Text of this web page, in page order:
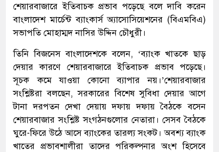
শেয়ারবাজারে ইতিবাচক প্রভাব পড়েছে বলে দাবি করেন
বাংলাদেশ মার্চেন্ট ব্যাংকার্স অ্যাসোসিয়েশনের (বিএমবিএ)
সভাপতি মোহাম্মদ নাসির উদ্দিন চৌধুরী।
তিনি বিজনেস বাংলাদেশকে বলেন, ‘ব্যাংক খাতকে ছাড়
দেয়ার কারণে শেয়ারবাজারে ইতিবাচক প্রভাব পড়েছে।
সূচক কমে যাওয়া কোনো ব্যাপার নয়।’শেয়ারবাজার
সংশ্লিষ্টরা বলছেন, সরকারের বিশেষ সুবিধা দেয়ার আগে
টানা দরপতন দেখা দেয়ায় দফায় দফায় বৈঠকে বসেন
শেয়ারবাজার সংশ্লিষ্ট সংগঠনগুলোর নেতারা। সেসব বৈঠকে
ঘুরে-ফিরে উঠে আসে ব্যাংকের তারল্য সংকট। অবশ্য ব্যাংক
খাতের প্রভাবশালীরা তাদের পরিকল্পনার অংশ হিসেবে